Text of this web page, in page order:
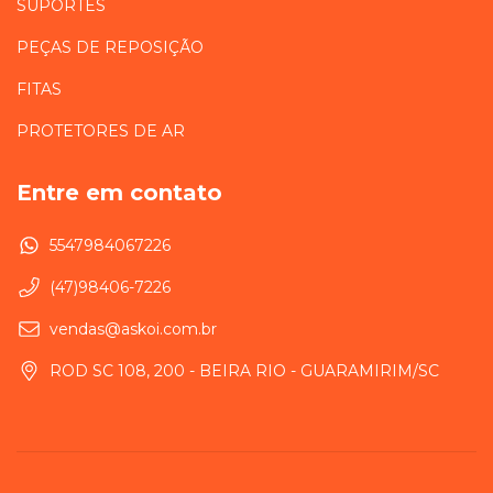
SUPORTES
PEÇAS DE REPOSIÇÃO
FITAS
PROTETORES DE AR
Entre em contato
5547984067226
(47)98406-7226
vendas@askoi.com.br
ROD SC 108, 200 - BEIRA RIO - GUARAMIRIM/SC